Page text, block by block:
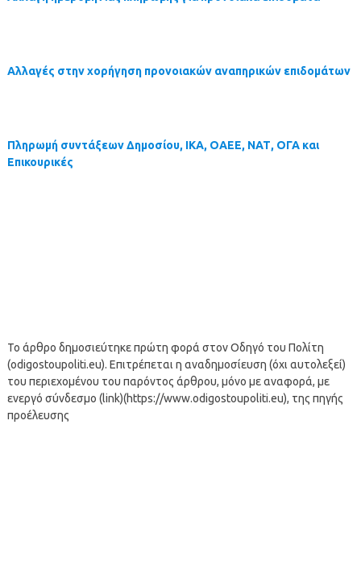
Αλλαγές στην χορήγηση προνοιακών αναπηρικών επιδομάτων
Πληρωμή συντάξεων Δημοσίου, ΙΚΑ, ΟΑΕΕ, ΝΑΤ, ΟΓΑ και
Επικουρικές
Το άρθρο δημοσιεύτηκε πρώτη φορά στον Οδηγό του Πολίτη
(odigostoupoliti.eu). Επιτρέπεται η αναδημοσίευση (όχι αυτολεξεί)
του περιεχομένου του παρόντος άρθρου, μόνο με αναφορά, με
ενεργό σύνδεσμο (link)(https://www.odigostoupoliti.eu), της πηγής
προέλευσης